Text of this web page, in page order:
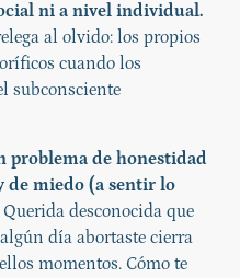
ni a nivel individual.
al olvido: los propios
cuando los
subconsciente
problema de honestidad
de miedo (a sentir lo
Querida desconocida que
día abortaste cierra
momentos. Cómo te